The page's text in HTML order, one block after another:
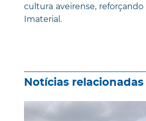
cultura aveirense,
Imaterial.
Notícias relacionadas